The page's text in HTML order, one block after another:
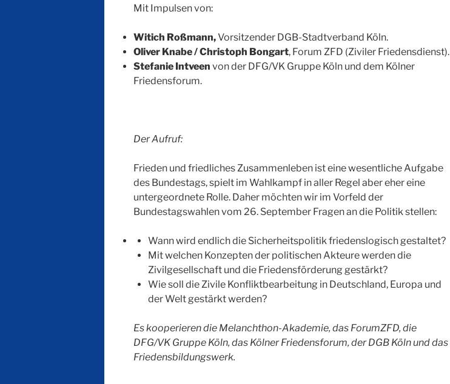
Mit Impulsen von:
Witich Roßmann,Vorsitzender DGB-Stadtverband Köln.
Oliver Knabe / Christoph Bongart, Forum ZFD (Ziviler Friedensdienst).
Stefanie Intveen von der DFG/VK Gruppe Köln und dem Kölner
Friedensforum.
Der Aufruf:
Frieden und friedliches Zusammenleben ist eine wesentliche Aufgabe
des Bundestags, spielt im Wahlkampf in aller Regel aber eher eine
untergeordnete Rolle. Daher möchten wir im Vorfeld der
Bundestagswahlen vom 26. September Fragen an die Politik stellen:
Wann wird endlich die Sicherheitspolitik friedenslogisch gestaltet?
Mit welchen Konzepten der politischen Akteure werden die
Zivilgesellschaft und die Friedensförderung gestärkt?
Wie soll die Zivile Konfliktbearbeitung in Deutschland, Europa und
der Welt gestärkt werden?
Es kooperieren die Melanchthon-Akademie, das ForumZFD, die
DFG/VK Gruppe Köln, das Kölner Friedensforum, der DGB Köln und das
Friedensbildungswerk.